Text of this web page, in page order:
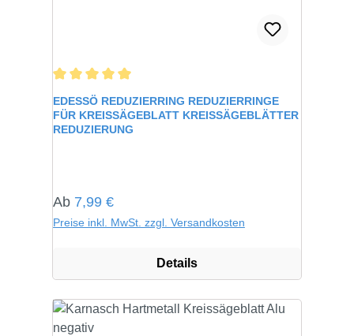
Durchschnittliche Bewertung von 5 von 5 Sternen
EDESSÖ REDUZIERRING REDUZIERRINGE
FÜR KREISSÄGEBLATT KREISSÄGEBLÄTTER
REDUZIERUNG
Regulärer Preis:
Ab 7,99 €
Preise inkl. MwSt. zzgl. Versandkosten
Details